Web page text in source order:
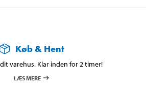
Køb & Hent
varehus. Klar inden for 2 timer!
LÆS MERE